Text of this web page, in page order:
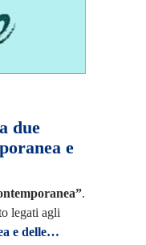
due
e
.
legati agli
e delle…